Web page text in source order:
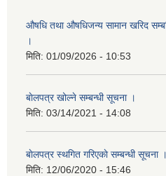
औषधि तथा औषधिजन्य सामान खरिद
।
मिति: 01/09/2026 - 10:53
बाेलपत्र खोल्ने सम्बन्धी सूचना ।
मिति: 03/14/2021 - 14:08
बाेलपत्र स्थगित गरिएकाे सम्बन्धी सूचना ।
मिति: 12/06/2020 - 15:46